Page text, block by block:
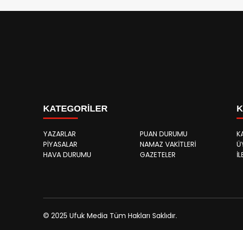
KATEGORİLER
YAZARLAR
PUAN DURUMU
PİYASALAR
NAMAZ VAKİTLERİ
HAVA DURUMU
GAZETELER
© 2025 Ufuk Media Tüm Hakları Saklıdır.